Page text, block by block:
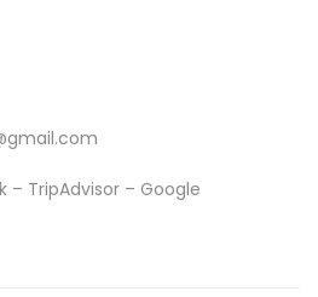
– TripAdvisor – Google